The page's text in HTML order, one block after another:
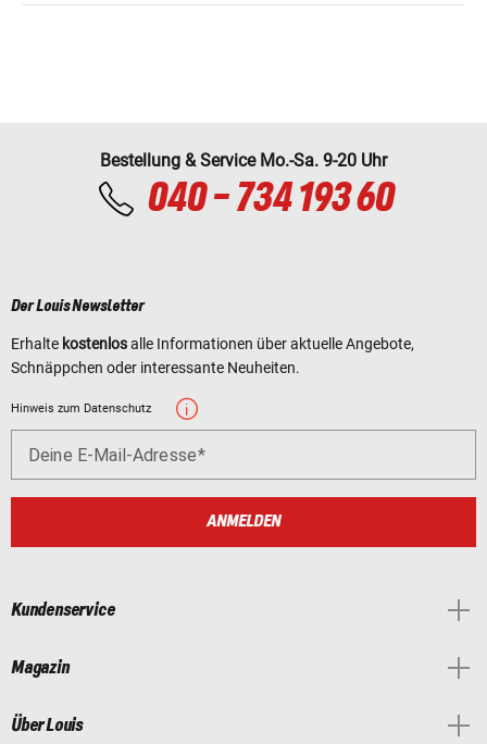
Bestellung & Service Mo.-Sa. 9-20 Uhr
040 - 734 193 60
Der Louis Newsletter
Erhalte kostenlosalle Informationen über aktuelle Angebote,
Schnäppchen oder interessante Neuheiten.
Hinweis zum Datenschutz
Deine E-Mail-Adresse
ANMELDEN
Kundenservice
Magazin
Über Louis